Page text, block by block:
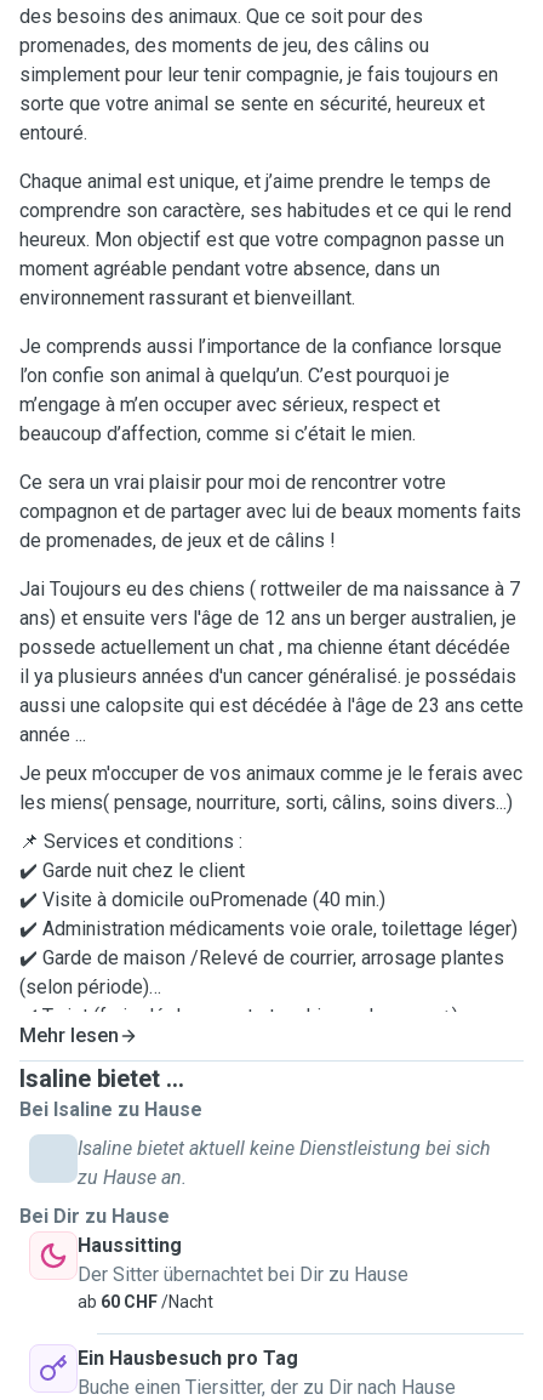
des besoins des animaux. Que ce soit pour des
promenades, des moments de jeu, des câlins ou
simplement pour leur tenir compagnie, je fais toujours en
sorte que votre animal se sente en sécurité, heureux et
entouré.
Chaque animal est unique, et j’aime prendre le temps de
comprendre son caractère, ses habitudes et ce qui le rend
heureux. Mon objectif est que votre compagnon passe un
moment agréable pendant votre absence, dans un
environnement rassurant et bienveillant.
Je comprends aussi l’importance de la confiance lorsque
l’on confie son animal à quelqu’un. C’est pourquoi je
m’engage à m’en occuper avec sérieux, respect et
beaucoup d’affection, comme si c’était le mien.
Ce sera un vrai plaisir pour moi de rencontrer votre
compagnon et de partager avec lui de beaux moments faits
de promenades, de jeux et de câlins !
Jai Toujours eu des chiens ( rottweiler de ma naissance à 7
ans) et ensuite vers l'âge de 12 ans un berger australien, je
possede actuellement un chat , ma chienne étant décédée
il ya plusieurs années d'un cancer généralisé. je possédais
aussi une calopsite qui est décédée à l'âge de 23 ans cette
année ...
Je peux m'occuper de vos animaux comme je le ferais avec
les miens( pensage, nourriture, sorti, câlins, soins divers...)
📌 Services et conditions :
✔️ Garde nuit chez le client
✔️ Visite à domicile ouPromenade (40 min.)
✔️ Administration médicaments voie orale, toilettage léger)
✔️ Garde de maison /Relevé de courrier, arrosage plantes
(selon période)
✔️ Trajet (frais déplacement et parking selon zone+)
Mehr lesen
Isaline bietet ...
Bei Isaline zu Hause
Isaline bietet aktuell keine Dienstleistung bei sich
zu Hause an.
Bei Dir zu Hause
Haussitting
Der Sitter übernachtet bei Dir zu Hause
ab 60 CHF/Nacht
Ein Hausbesuch pro Tag
Buche einen Tiersitter, der zu Dir nach Hause